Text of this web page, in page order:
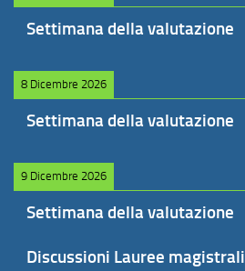
Settimana della valutazione
8 Dicembre 2026
Settimana della valutazione
9 Dicembre 2026
Settimana della valutazione
Discussioni Lauree magistrali